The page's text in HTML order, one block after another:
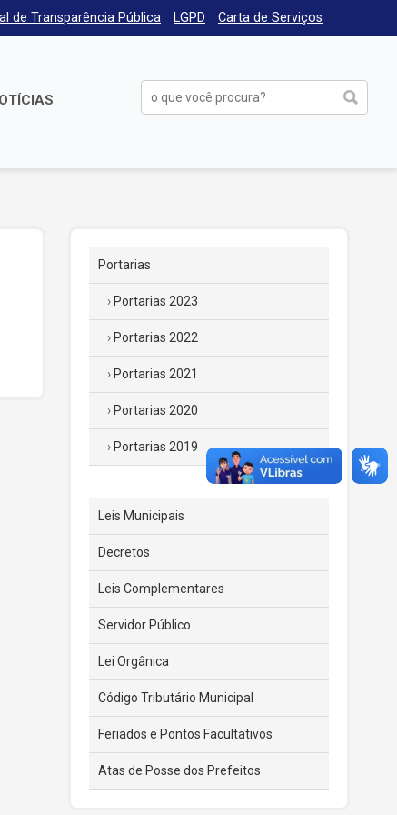
de Transparência Pública LGPD Carta de Serviços
Portarias
Portarias 2023
Portarias 2022
Portarias 2021
Portarias 2020
Portarias 2019
Leis Municipais
Decretos
Leis Complementares
Servidor Público
Lei Orgânica
Código Tributário Municipal
Feriados e Pontos Facultativos
Atas de Posse dos Prefeitos